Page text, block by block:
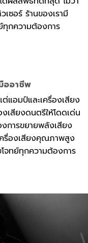
ซอร์ ร้านของเรามี
กความต้องการ
ออาชีพ
แอมป์และเครื่องเสียง
เสียงดนตรีให้โดดเด่น
การขยายพลังเสียง
รื่องเสียงคุณภาพสูง
จทย์ทุกความต้องการ